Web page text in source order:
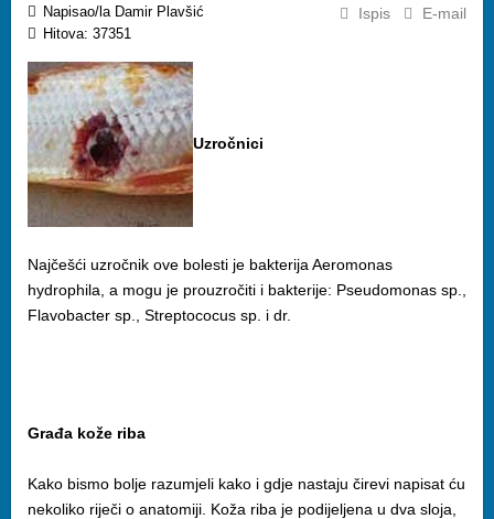
Ispis E-mail
Napisao/la Damir Plavšić
Hitova: 37351
Uzročnici
Najčešći uzročnik ove bolesti je bakterija Aeromonas
hydrophila, a mogu je prouzročiti i bakterije: Pseudomonas sp.,
Flavobacter sp., Streptococus sp. i dr.
Građa kože riba
Kako bismo bolje razumjeli kako i gdje nastaju čirevi napisat ću
nekoliko riječi o anatomiji. Koža riba je podijeljena u dva sloja,